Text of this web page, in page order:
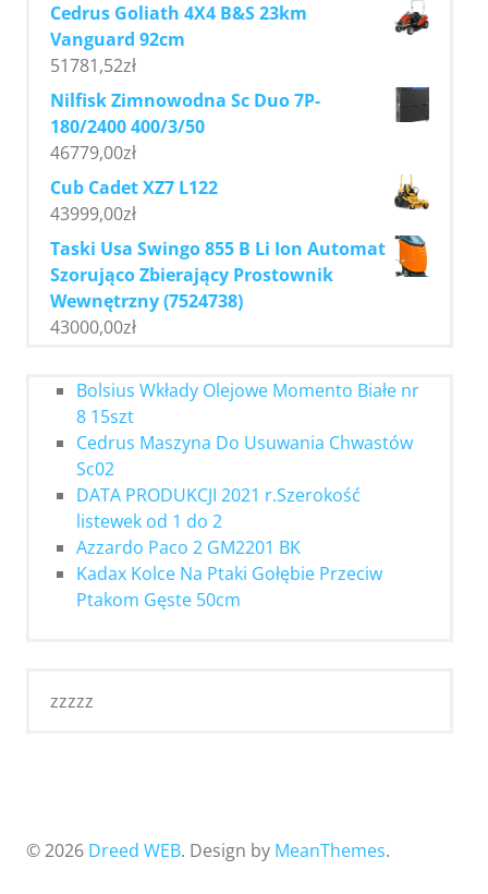
Cedrus Goliath 4X4 B&S 23km
Vanguard 92cm
51781,52zł
Nilfisk Zimnowodna Sc Duo 7P-
180/2400 400/3/50
46779,00zł
Cub Cadet XZ7 L122
43999,00zł
Taski Usa Swingo 855 B Li Ion Automat
Szorująco Zbierający Prostownik
Wewnętrzny (7524738)
43000,00zł
Bolsius Wkłady Olejowe Momento Białe nr
8 15szt
Cedrus Maszyna Do Usuwania Chwastów
Sc02
DATA PRODUKCJI 2021 r.Szerokość
listewek od 1 do 2
Azzardo Paco 2 GM2201 BK
Kadax Kolce Na Ptaki Gołębie Przeciw
Ptakom Gęste 50cm
zzzzz
© 2026 Dreed WEB. Design by MeanThemes.